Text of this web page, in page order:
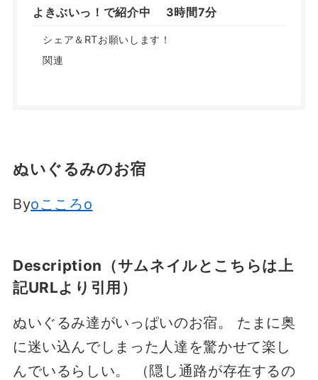
よきぶいっ！で紹介中 3時間7分
シェア＆RTお願いします！
関連
ぬいぐるみのお宿
Byoこころo
Description（サムネイルとこちらは上
記URLより引用）
ぬいぐるみ達がいっぱいのお宿。 たまに奥
に迷い込んでしまった人達を驚かせて楽し
んでいるらしい。 （隠し通路が存在するの